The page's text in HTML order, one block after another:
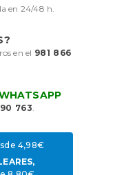
en 24/48 h.
en el 981 866
763.
4,98€